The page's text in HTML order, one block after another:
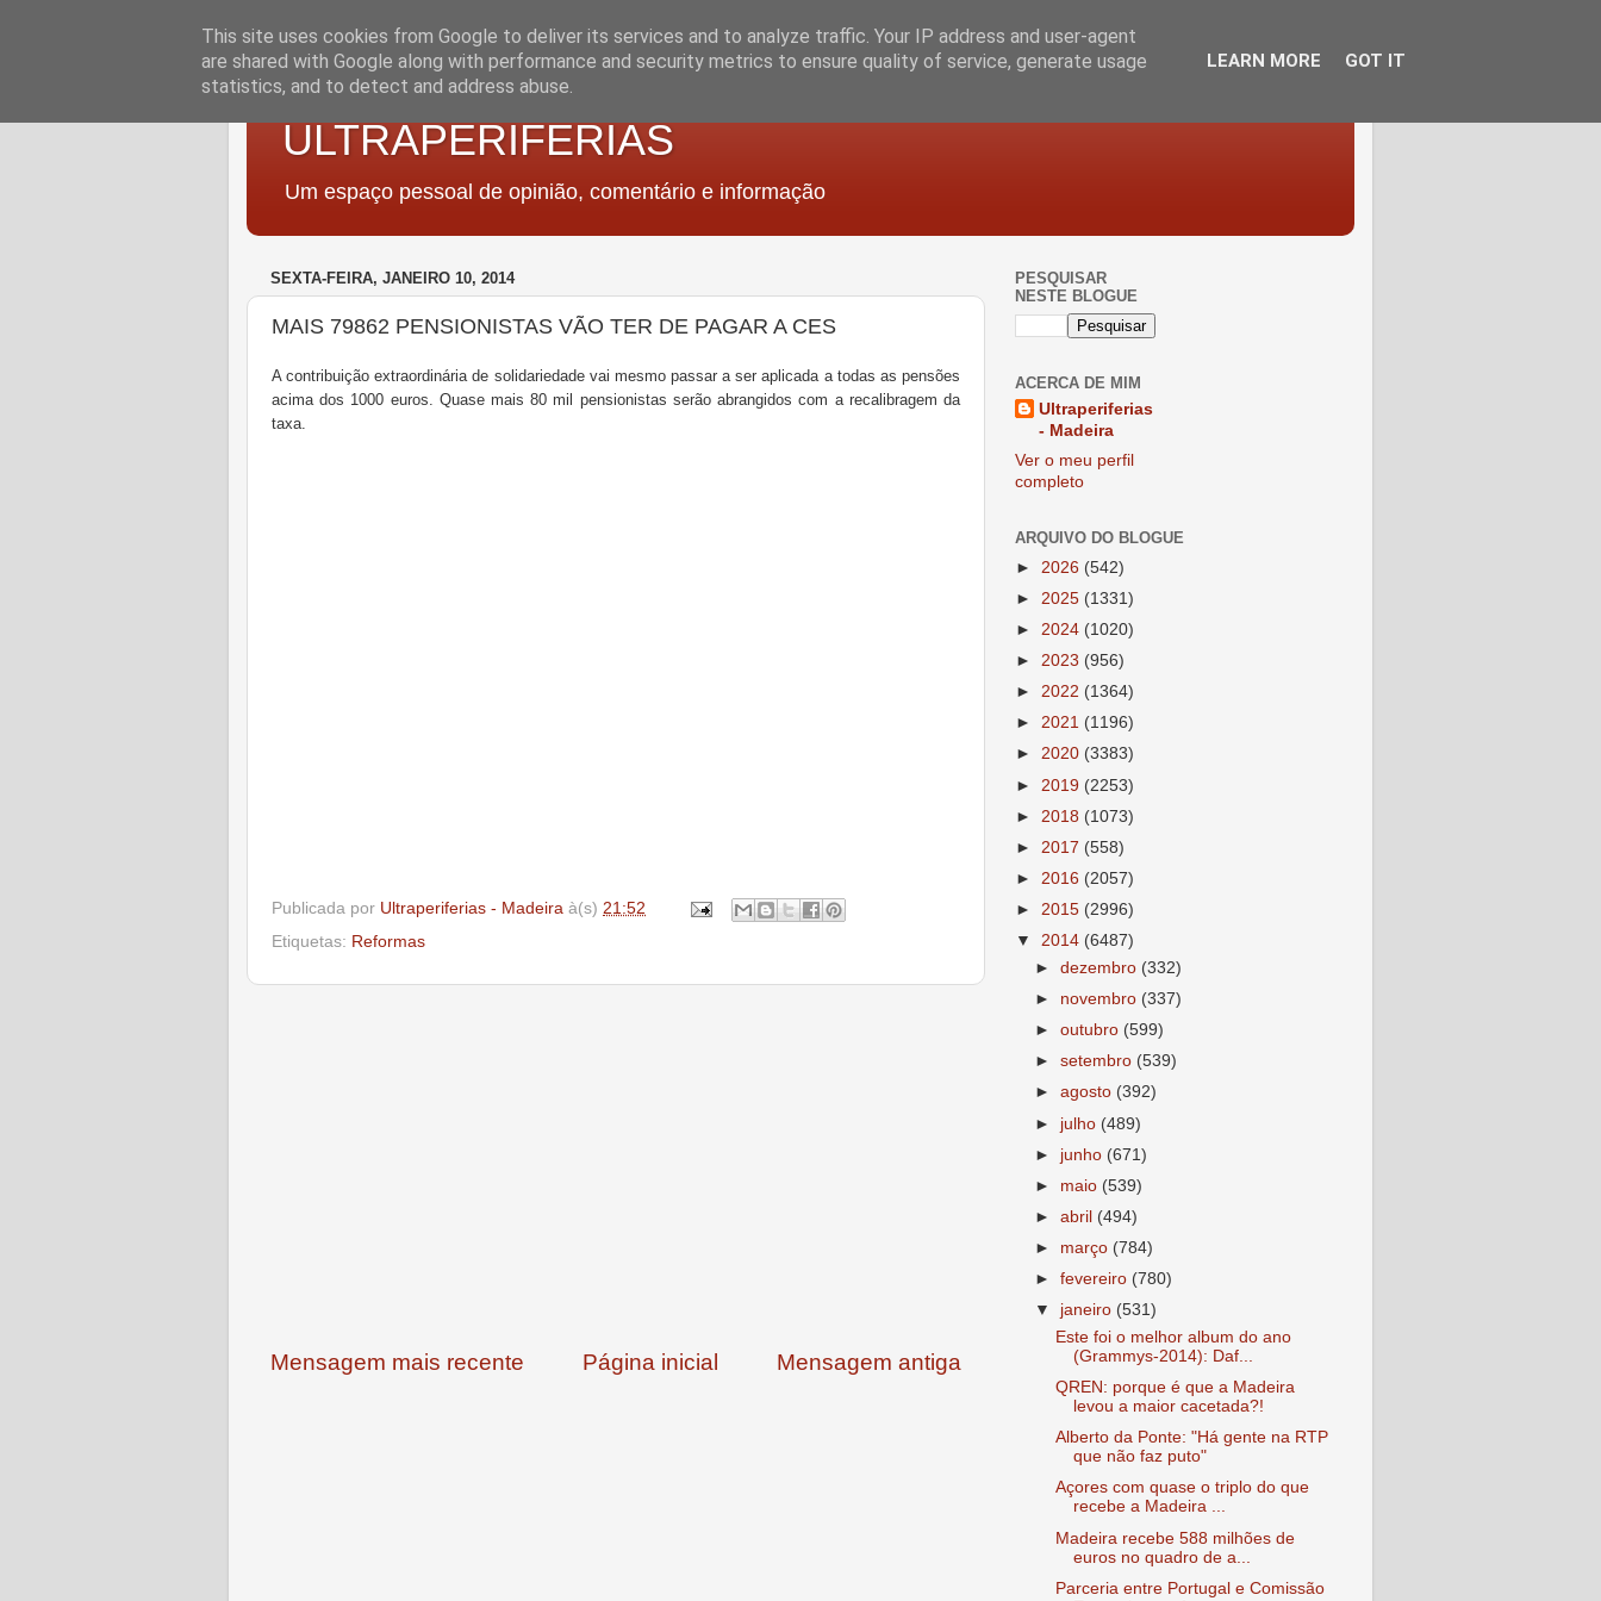
ULTRAPERIFERIAS
Um espaço pessoal de opinião, comentário e informação
SEXTA-FEIRA, JANEIRO 10, 2014
MAIS 79862 PENSIONISTAS VÃO TER DE PAGAR A CES
A contribuição extraordinária de solidariedade vai mesmo passar a ser aplicada a todas as pensões
acima dos 1000 euros. Quase mais 80 mil pensionistas serão abrangidos com a recalibragem da
taxa.
Publicada por Ultraperiferias - Madeira à(s) 21:52
Etiquetas: Reformas
Mensagem mais recente Mensagem antiga
Página inicial
PESQUISAR
NESTE BLOGUE
ACERCA DE MIM
Ultraperiferias
- Madeira
Ver o meu perfil
completo
ARQUIVO DO BLOGUE
► 2026 (542)
► 2025 (1331)
► 2024 (1020)
► 2023 (956)
► 2022 (1364)
► 2021 (1196)
► 2020 (3383)
► 2019 (2253)
► 2018 (1073)
► 2017 (558)
► 2016 (2057)
► 2015 (2996)
▼ 2014 (6487)
►dezembro (332)
► novembro (337)
►outubro (599)
►setembro (539)
►agosto (392)
► julho (489)
► junho (671)
► maio (539)
►abril (494)
► março (784)
►fevereiro (780)
▼ janeiro (531)
Este foi o melhor album do ano
(Grammys-2014): Daf...
QREN: porque é que a Madeira
levou a maior cacetada?!
Alberto da Ponte: "Há gente na RTP
que não faz puto"
Açores com quase o triplo do que
recebe a Madeira ...
Madeira recebe 588 milhões de
euros no quadro de a...
Parceria entre Portugal e Comissão
This site uses cookies from Google to deliver its services and to analyze traffic. Your IP address and user-agent
are shared with Google along with performance and security metrics to ensure quality of service, generate usage
statistics, and to detect and address abuse.
LEARN MORE GOT IT